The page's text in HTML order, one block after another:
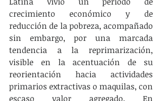
crecimiento económico y de
reducción de la pobreza, acompañado
sin embargo, por una marcada
tendencia a la reprimarización,
visible en la acentuación de su
reorientación hacia actividades
primarios extractivas o maquilas, con
escaso valor agregado. En